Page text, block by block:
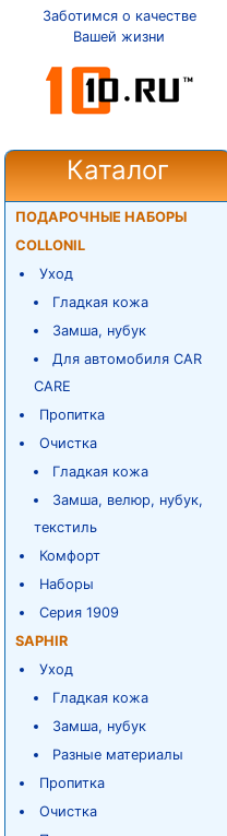
Заботимся о качестве
Вашей жизни
Каталог
ПОДАРОЧНЫЕ НАБОРЫ
COLLONIL
Уход
Гладкая кожа
Замша, нубук
Для автомобиля CAR
CARE
Пропитка
Очистка
Гладкая кожа
Замша, велюр, нубук,
текстиль
Комфорт
Наборы
Серия 1909
SAPHIR
Уход
Гладкая кожа
Замша, нубук
Разные материалы
Пропитка
Очистка